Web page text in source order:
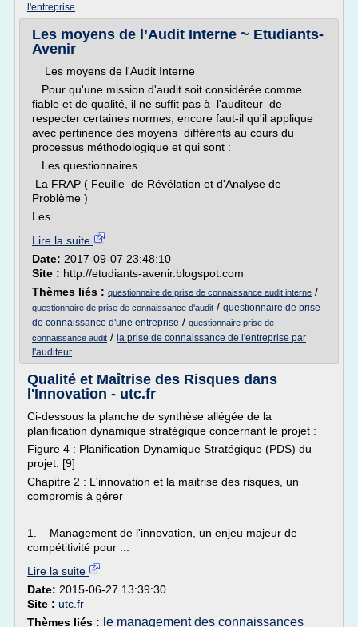
l'entreprise
Les moyens de l’Audit Interne ~ Etudiants-
Avenir
Les moyens de l'Audit Interne
Pour qu'une mission d'audit soit considérée comme
fiable et de qualité, il ne suffit pas à l'auditeur de
respecter certaines normes, encore faut-il qu'il applique
avec pertinence des moyens différents au cours du
processus méthodologique et qui sont :
Les questionnaires
La FRAP ( Feuille de Révélation et d'Analyse de
Problème )
Les...
Lire la suite
Date: 2017-09-07 23:48:10
Site : http://etudiants-avenir.blogspot.com
Thèmes liés : questionnaire de prise de connaissance audit interne /
questionnaire de prise de connaissance d'audit / questionnaire de prise
de connaissance d'une entreprise / questionnaire prise de
connaissance audit / la prise de connaissance de l'entreprise par
l'auditeur
Qualité et Maîtrise des Risques dans
l'Innovation - utc.fr
Ci-dessous la planche de synthèse allégée de la
planification dynamique stratégique concernant le projet :
Figure 4 : Planification Dynamique Stratégique (PDS) du
projet. [9]
Chapitre 2 : L'innovation et la maitrise des risques, un
compromis à gérer
1. Management de l'innovation, un enjeu majeur de
compétitivité pour ...
Lire la suite
Date: 2015-06-27 13:39:30
Site : utc.fr
Thèmes liés : le management des connaissances